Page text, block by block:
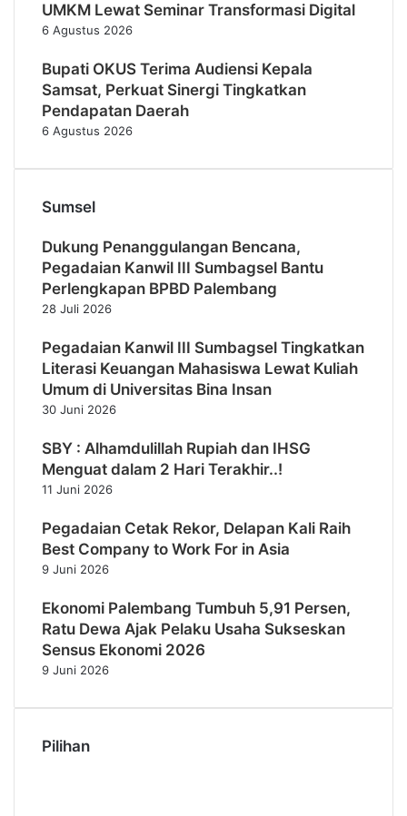
UMKM Lewat Seminar Transformasi Digital
6 Agustus 2026
Bupati OKUS Terima Audiensi Kepala
Samsat, Perkuat Sinergi Tingkatkan
Pendapatan Daerah
6 Agustus 2026
Sumsel
Dukung Penanggulangan Bencana,
Pegadaian Kanwil III Sumbagsel Bantu
Perlengkapan BPBD Palembang
28 Juli 2026
Pegadaian Kanwil III Sumbagsel Tingkatkan
Literasi Keuangan Mahasiswa Lewat Kuliah
Umum di Universitas Bina Insan
30 Juni 2026
SBY : Alhamdulillah Rupiah dan IHSG
Menguat dalam 2 Hari Terakhir..!
11 Juni 2026
Pegadaian Cetak Rekor, Delapan Kali Raih
Best Company to Work For in Asia
9 Juni 2026
Ekonomi Palembang Tumbuh 5,91 Persen,
Ratu Dewa Ajak Pelaku Usaha Sukseskan
Sensus Ekonomi 2026
9 Juni 2026
Pilihan